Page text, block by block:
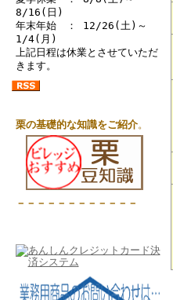
8/16(日)
年末年始 ： 12/26(土)～
1/4(月)
上記日程は休業とさせていただ
きます。
栗の基礎的な知識をご紹介。
－－－－－－－－－－－－